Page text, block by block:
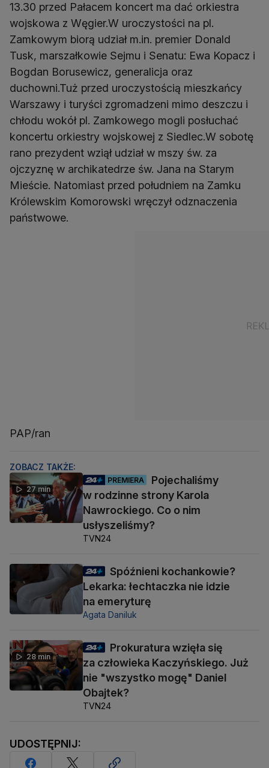
13.30 przed Pałacem koncert ma dać orkiestra
wojskowa z Węgier.W uroczystości na pl.
Zamkowym biorą udział m.in. premier Donald
Tusk, marszałkowie Sejmu i Senatu: Ewa Kopacz i
Bogdan Borusewicz, generalicja oraz
duchowni.Tuż przed uroczystością mieszkańcy
Warszawy i turyści zgromadzeni mimo deszczu i
chłodu wokół pl. Zamkowego mogli posłuchać
koncertu orkiestry wojskowej z Siedlec.W sobotę
rano prezydent wziął udział w mszy św. za
ojczyznę w archikatedrze św. Jana na Starym
Mieście. Natomiast przed południem na Zamku
Królewskim Komorowski wręczył odznaczenia
państwowe.
PAP/ran
ZOBACZ TAKŻE:
27 min
PREMIERA
Pojechaliśmy
w rodzinne strony Karola
Nawrockiego. Co o nim
usłyszeliśmy?
TVN24
Spóźnieni kochankowie?
Lekarka: łechtaczka nie idzie
na emeryturę
Agata Daniluk
28 min
Prokuratura wzięła się
za człowieka Kaczyńskiego. Już
nie "wszystko mogę" Daniel
Obajtek?
TVN24
UDOSTĘPNIJ: